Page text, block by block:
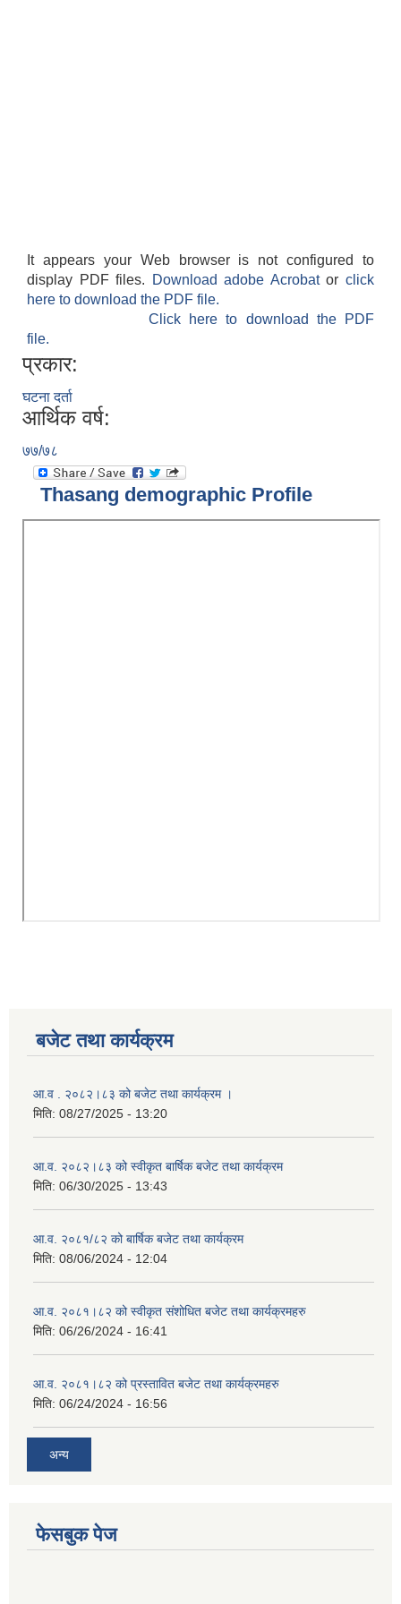
It appears your Web browser is not configured to
display PDF files.
Download adobe Acrobatorclick
here to download the PDF file.
Click here to download the PDF
file.
प्रकार:
घटना दर्ता
आर्थिक वर्ष:
७७/७८
Thasang demographic Profile
बजेट तथा कार्यक्रम
आ.व . २०८२।८३ को बजेट तथा कार्यक्रम ।
मिति: 08/27/2025 - 13:20
आ.व. २०८२।८३ को स्वीकृत बार्षिक बजेट तथा कार्यक्रम
मिति: 06/30/2025 - 13:43
आ.व. २०८१/८२ को बार्षिक बजेट तथा कार्यक्रम
मिति: 08/06/2024 - 12:04
आ.व. २०८१।८२ को स्वीकृत संशोधित बजेट तथा कार्यक्रमहरु
मिति: 06/26/2024 - 16:41
आ.व. २०८१।८२ को प्रस्तावित बजेट तथा कार्यक्रमहरु
मिति: 06/24/2024 - 16:56
अन्य
फेसबुक पेज